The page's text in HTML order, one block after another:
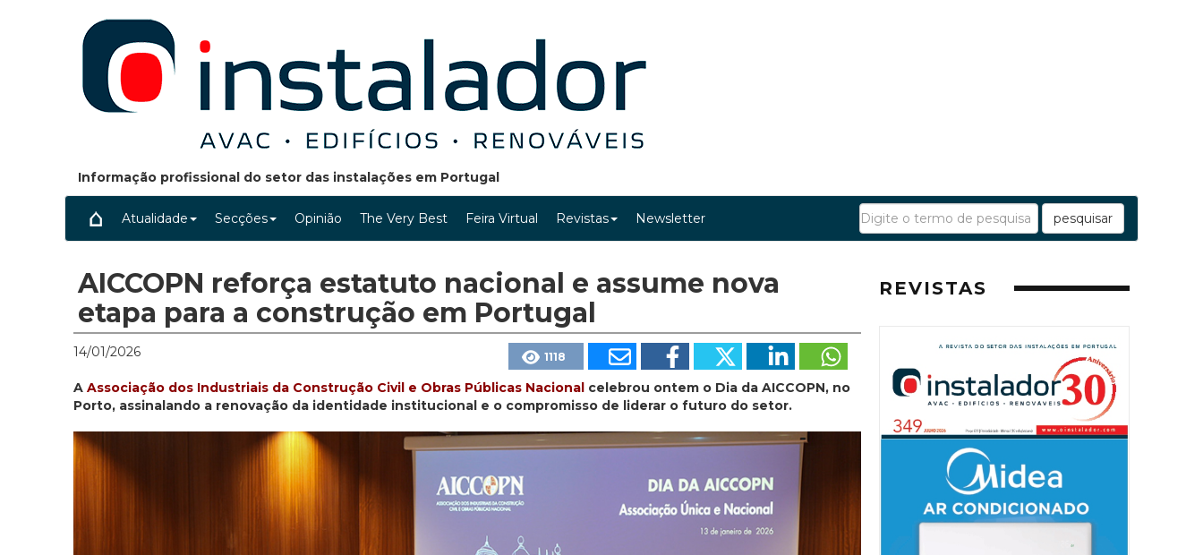
Informação profissional do setor das instalações em Portugal
Atualidade Secções Opinião The Very Best Feira Virtual Revistas Newsletter pesquisar
AICCOPN reforça estatuto nacional e assume nova
etapa para a construção em Portugal
14/01/2026 1118
A Associação dos Industriais da Construção Civil e Obras Públicas Nacional celebrou ontem o Dia da AICCOPN, no
Porto, assinalando a renovação da identidade institucional e o compromisso de liderar o futuro do setor.
REVISTAS